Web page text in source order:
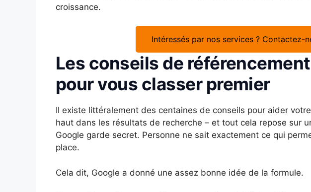
croissance.
Intéressés par nos services ? Contactez-
Les conseils de
pour vous classer premier
Il existe littéralement des centaines de conseils pour aider
haut dans les résultats de recherche – et tout cela repose sur
Google garde secret. Personne ne sait exactement ce qui
place.
Cela dit, Google a donné une assez bonne idée de la formule.